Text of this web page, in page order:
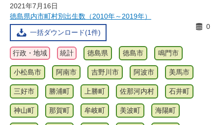
2021年7月16日
徳島県内市町村別出生数（2010年～2019年）
一括ダウンロード(1件)
0
行政・地域 統計 徳島県 徳島市 鳴門市
小松島市 阿南市 吉野川市 阿波市 美馬市
三好市 勝浦町 上勝町 佐那河内村 石井町
神山町 那賀町 牟岐町 美波町 海陽町